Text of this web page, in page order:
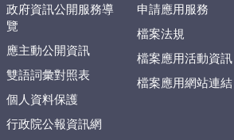
政府資訊公開服務導
覽
應主動公開資訊
雙語詞彙對照表
個人資料保護
行政院公報資訊網
申請應用服務
檔案法規
檔案應用活動資訊
檔案應用網站連結